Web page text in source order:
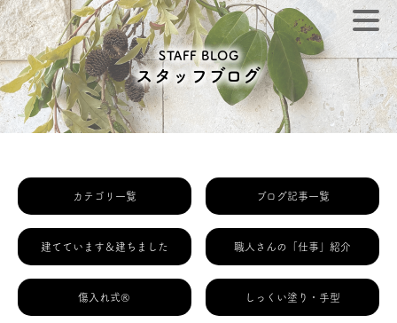
STAFF BLOG
スタッフブログ
カテゴリ一覧 ブログ記事一覧
建てています＆建ちました 職人さんの「仕事」紹介
傷入れ式® しっくい塗り・手型